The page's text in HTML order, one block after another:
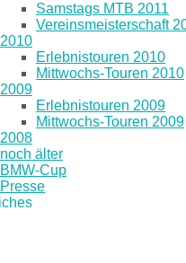
Samstags MTB 2011
Vereinsmeisterschaft
2010
Erlebnistouren 2010
Mittwochs-Touren 2010
2009
Erlebnistouren 2009
Mittwochs-Touren 2009
2008
noch älter
BMW-Cup
Presse